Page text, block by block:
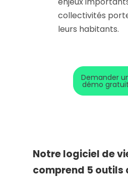
collectivités
leurs habitants.
Demander
démo
Notre logiciel de
comprend 5 outils